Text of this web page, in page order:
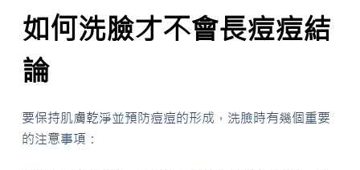
如何洗臉才不會長痘痘結
論
要保持肌膚乾淨並預防痘痘的形成，洗臉時有幾個重要
的注意事項：